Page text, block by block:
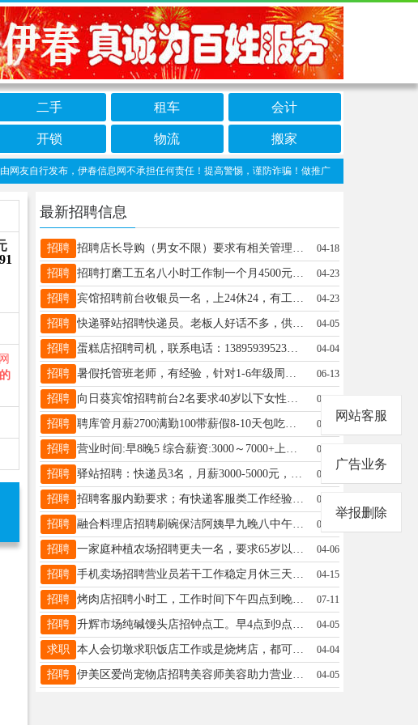
二手 租车 会计
开锁 物流 搬家
友自行发布，伊春信息网不承担任何责任！提高警惕，谨防诈骗！做推广、做信息置顶！请加伊
最新招聘信息
招聘 招聘店长导购（男女不限）要求有相关管理导购经验优先，要求长期短期勿扰，可签合同，人品好，责任心强，干净利索，月薪3500+200满勤+带薪休假两天，加丰厚提成年龄22至50岁，详情面谈或电话了解17604583399张先生地址翠峦区张老电动车卖场张先生17604583399 04-18
招聘 招聘打磨工五名八小时工作制一个月4500元（有工作经验者优先）工作地点乌马河玉达御品（十线终点）联系电话15645880068宋先生15645880068 04-23
招聘 宾馆招聘前台收银员一名，上24休24，有工作经验者优先，有意者电话联系张女士13846678888 04-23
招聘 快递驿站招聘快递员。老板人好话不多，供午饭！18845825295张姐18845825295 04-05
招聘 蛋糕店招聘司机，联系电话：13895939523周女士13895939523 04-04
招聘 暑假托管班老师，有经验，针对1-6年级周六日休息女士19234585678 06-13
招聘 向日葵宾馆招聘前台2名要求40岁以下女性，具有良好的沟通能力和亲和力，工资4000+，房嫂3名，工资2800➕满勤200元每月两天带薪假，夜班房嫂一名工资2000元➕满勤200元，有经验者优先，咨询电话18745886663王女士18745886663 04-05
招聘 聘库管月薪2700满勤100带薪假8-10天包吃包住（节假日不休）；老板脾气好没架子为人随和工作氛围好年龄20--35岁、会电脑，有工作经验者优先，可以培训高先生18004587078 05-19
招聘 营业时间:早8晚5 综合薪资:3000～7000+上不封顶。 岗位要求:女，32-45岁，销售经验丰富无不良嗜好，有高中毕业证。 以上岗位工作稳定，晋升空间巨大，一经录用待遇优厚: 五险 月休4~6天 带薪培训 生日红包 节日福利 团建 员工旅游等等。 工作位置: 通河路李先生南50米 海佳助听器. 电话:15845455291海佳助听器15845455291 04-17
招聘 驿站招聘：快递员3名，月薪3000-5000元，投放快递柜，要求会简单操作手机，工作内容简单，会骑电动三轮车，有团队精神，有想法的来！联系电话：李经理18324689991助理19815593613 04-29
招聘 招聘客服内勤要求；有快递客服类工作经验沟通协调能力强工作认真稳定工资底薪3500-5000元经理15326501718 07-27
招聘 融合料理店招聘刷碗保洁阿姨早九晚八中午有休息。底薪2600二百满勤陈18445821733 06-18
招聘 一家庭种植农场招聘更夫一名，要求65岁以下男性，品行端正，无不良嗜好，工作时间晚5点至次日早7点。工资面议（家在友好或伊美区优先）刘先生13359665788 04-06
招聘 手机卖场招聘营业员若干工作稳定月休三天联系电话18545486669赵女士18545486669 04-15
招聘 烤肉店招聘小时工，工作时间下午四点到晚上九点半，工资2500+200满勤奖。招聘电话18845846988隋女士18945891206 07-11
招聘 升辉市场纯碱馒头店招钟点工。早4点到9点.先生15754586500 04-05
求职 本人会切墩求职饭店工作或是烧烤店，都可以后厨或是服务生等等。短期工作%15245874483 04-04
招聘 伊美区爱尚宠物店招聘美容师美容助力营业员！要求年龄20/50岁之间，喜欢小动物，干净勤快，男女不限！工资高，环境好，有相应工作经历的优先录用！吴女士13704856963 04-05
网站客服
广告业务
举报删除